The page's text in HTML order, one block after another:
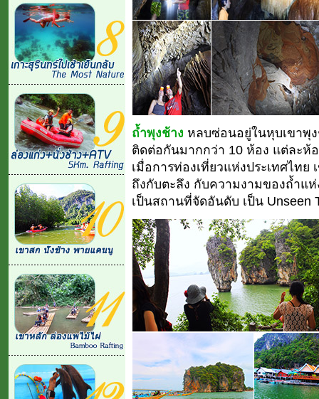
ถ้ำพุงช้าง หลบซ่อนอยู่ในหุบเขาพุ
ติดต่อกันมากกว่า 10 ห้อง แต่ละห้
เมื่อการท่องเที่ยวแห่งประเทศไท
ถึงกับตะลึง กับความงามของถ้ำแ
เป็นสถานที่จัดอันดับ เป็น Unseen